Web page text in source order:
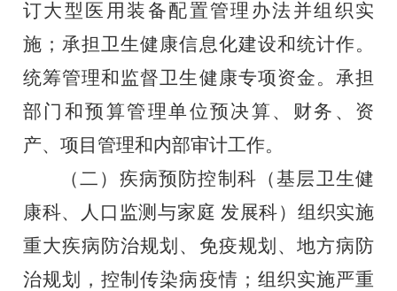
订大型医用装备配置管理办法并组织实
施；承担卫生健康信息化建设和统计作。
统筹管理和监督卫生健康专项资金。承担
部门和预算管理单位预决算、财务、资
产、项目管理和内部审计工作。
（二）疾病预防控制科（基层卫生健
康科、人口监测与家庭 发展科）组织实施
重大疾病防治规划、免疫规划、地方病防
治规划，控制传染病疫情；组织实施严重